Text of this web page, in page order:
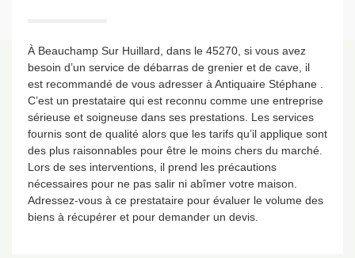
À Beauchamp Sur Huillard, dans le 45270, si vous avez
besoin d’un service de débarras de grenier et de cave, il
est recommandé de vous adresser à Antiquaire Stéphane .
C’est un prestataire qui est reconnu comme une entreprise
sérieuse et soigneuse dans ses prestations. Les services
fournis sont de qualité alors que les tarifs qu’il applique sont
des plus raisonnables pour être le moins chers du marché.
Lors de ses interventions, il prend les précautions
nécessaires pour ne pas salir ni abîmer votre maison.
Adressez-vous à ce prestataire pour évaluer le volume des
biens à récupérer et pour demander un devis.